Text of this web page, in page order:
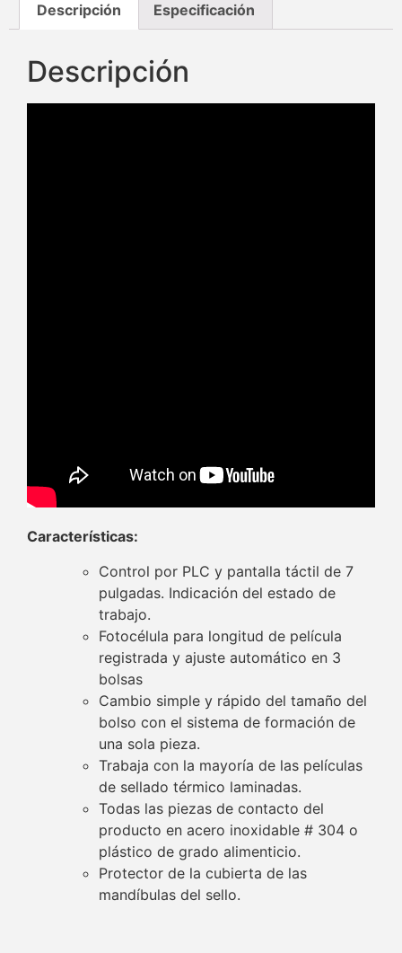
Descripción Especificación
Descripción
Características:
Control por PLC y pantalla táctil de 7
pulgadas. Indicación del estado de
trabajo.
Fotocélula para longitud de película
registrada y ajuste automático en 3
bolsas
Cambio simple y rápido del tamaño del
bolso con el sistema de formación de
una sola pieza.
Trabaja con la mayoría de las películas
de sellado térmico laminadas.
Todas las piezas de contacto del
producto en acero inoxidable # 304 o
plástico de grado alimenticio.
Protector de la cubierta de las
mandíbulas del sello.